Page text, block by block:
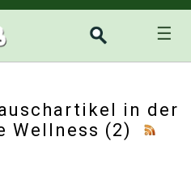
☰
in der
Wellness (2)